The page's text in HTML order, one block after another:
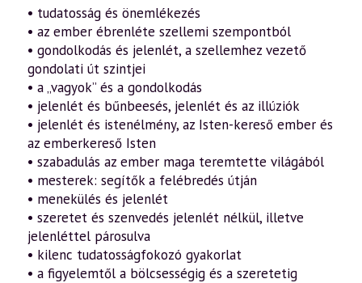
jelenlét,
figyelem
és
tudatosság
jelentősége
szellemi
fejlődés
útján
3.
rész
(2013.11.22.)
mennyiség
• tudatosság és önemlékezés
• az ember ébrenléte szellemi szempontból
• gondolkodás és jelenlét, a szellemhez vezető
gondolati út szintjei
• a „vagyok” és a gondolkodás
• jelenlét és bűnbeesés, jelenlét és az illúziók
• jelenlét és istenélmény, az Isten-kereső ember és
az emberkereső Isten
• szabadulás az ember maga teremtette világából
• mesterek: segítők a felébredés útján
• menekülés és jelenlét
• szeretet és szenvedés jelenlét nélkül, illetve
jelenléttel párosulva
• kilenc tudatosságfokozó gyakorlat
• a figyelemtől a bölcsességig és a szeretetig